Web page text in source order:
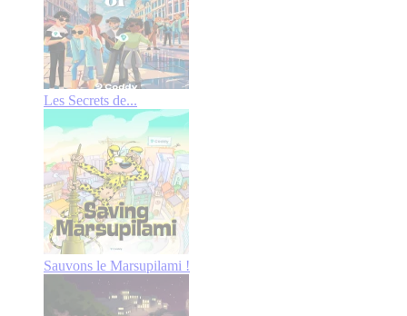
Les Secrets de...
Sauvons le Marsupilami !